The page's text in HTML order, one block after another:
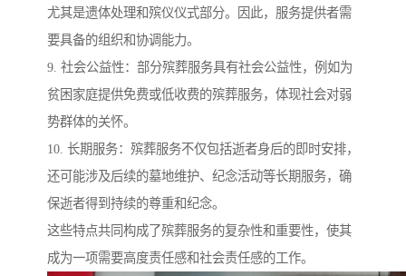
尤其是遗体处理和殡仪仪式部分。因此，服务提供者需
要具备的组织和协调能力。
9. 社会公益性：部分殡葬服务具有社会公益性，例如为
贫困家庭提供免费或低收费的殡葬服务，体现社会对弱
势群体的关怀。
10. 长期服务：殡葬服务不仅包括逝者身后的即时安排，
还可能涉及后续的墓地维护、纪念活动等长期服务，确
保逝者得到持续的尊重和纪念。
这些特点共同构成了殡葬服务的复杂性和重要性，使其
成为一项需要高度责任感和社会责任感的工作。